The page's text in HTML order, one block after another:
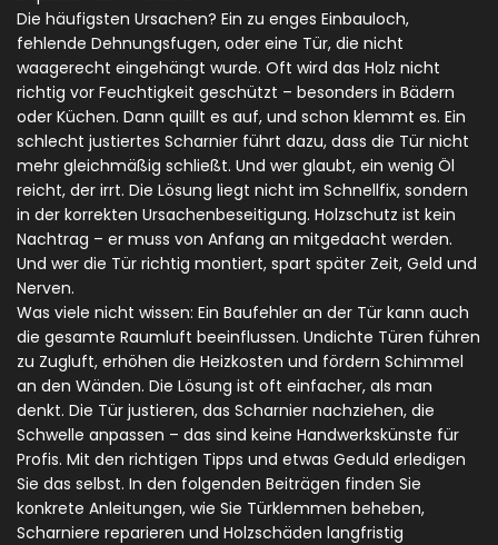
Die häufigsten Ursachen? Ein zu enges Einbauloch,
fehlende Dehnungsfugen, oder eine Tür, die nicht
waagerecht eingehängt wurde. Oft wird das Holz nicht
richtig vor Feuchtigkeit geschützt – besonders in Bädern
oder Küchen. Dann quillt es auf, und schon klemmt es. Ein
schlecht justiertes Scharnier führt dazu, dass die Tür nicht
mehr gleichmäßig schließt. Und wer glaubt, ein wenig Öl
reicht, der irrt. Die Lösung liegt nicht im Schnellfix, sondern
in der korrekten Ursachenbeseitigung. Holzschutz ist kein
Nachtrag – er muss von Anfang an mitgedacht werden.
Und wer die Tür richtig montiert, spart später Zeit, Geld und
Nerven.
Was viele nicht wissen: Ein Baufehler an der Tür kann auch
die gesamte Raumluft beeinflussen. Undichte Türen führen
zu Zugluft, erhöhen die Heizkosten und fördern Schimmel
an den Wänden. Die Lösung ist oft einfacher, als man
denkt. Die Tür justieren, das Scharnier nachziehen, die
Schwelle anpassen – das sind keine Handwerkskünste für
Profis. Mit den richtigen Tipps und etwas Geduld erledigen
Sie das selbst. In den folgenden Beiträgen finden Sie
konkrete Anleitungen, wie Sie Türklemmen beheben,
Scharniere reparieren und Holzschäden langfristig